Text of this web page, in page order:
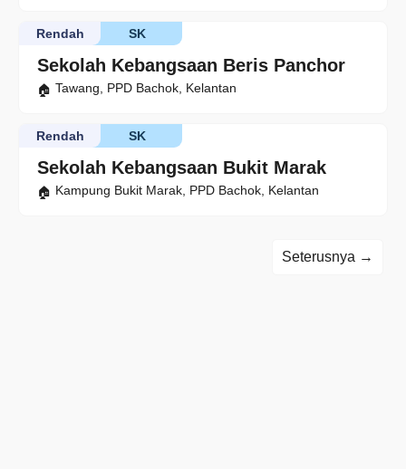
Sekolah Kebangsaan Beris Panchor
SK
Rendah
Tawang, PPD Bachok, Kelantan
Sekolah Kebangsaan Bukit Marak
SK
Rendah
Kampung Bukit Marak, PPD Bachok, Kelantan
Seterusnya →